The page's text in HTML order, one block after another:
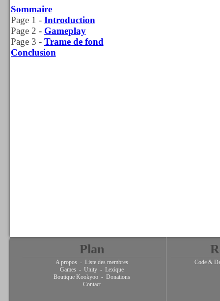
Sommaire
Page 1 - Introduction
Page 2 - Gameplay
Page 3 - Trame de fond
Conclusion
Plan
A propos - Liste des membres
Games - Unity - Lexique
Boutique Kookyoo - Donations
Contact
Code &